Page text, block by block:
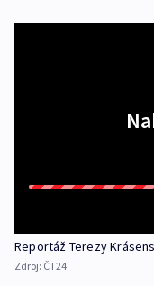
Reportáž Terezy
Zdroj: ČT24